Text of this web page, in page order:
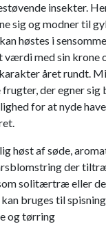
insekter.
sig og modner til
høstes i
værdi med sin krone
året rundt.
der egner sig
for at nyde
høst af søde,
der
solitærtræ eller
bruges til
og tørring